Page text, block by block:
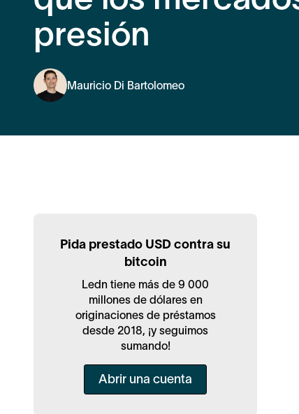
presión
Mauricio Di Bartolomeo
Pida prestado USD contra su
bitcoin
Ledn tiene más de 9 000
millones de dólares en
originaciones de préstamos
desde 2018, ¡y seguimos
sumando!
Abrir una cuenta